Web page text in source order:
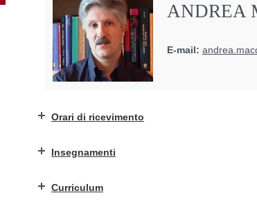
ANDREA
E-mail:
Orari di ricevimento
Insegnamenti
Curriculum